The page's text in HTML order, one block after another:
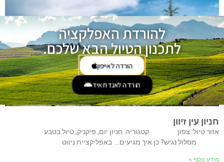
חניון עין זיוון
אזור טיול: צפון קטגוריה: חניון יום, פיקניק, טיול בטבע
מסלול נגיש? כן איך מגיעים… באפליקציית ניווט
מידע נוסף »
להורדת האפלקציה
לתכנון הטיול הבא שלכם.
הורדה לאייפון
הורדה לאנדרואיד